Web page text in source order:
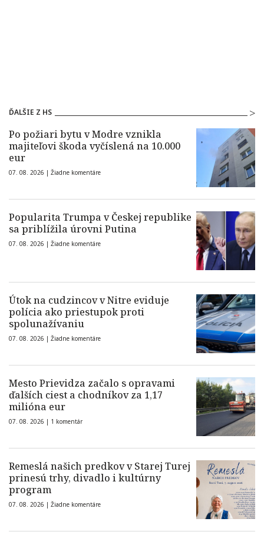
ĎALŠIE Z HS
Po požiari bytu v Modre vznikla
majiteľovi škoda vyčíslená na 10.000
eur
07. 08. 2026 | Žiadne komentáre
Popularita Trumpa v Českej republike
sa priblížila úrovni Putina
07. 08. 2026 | Žiadne komentáre
Útok na cudzincov v Nitre eviduje
polícia ako priestupok proti
spolunažívaniu
07. 08. 2026 | Žiadne komentáre
Mesto Prievidza začalo s opravami
ďalších ciest a chodníkov za 1,17
milióna eur
07. 08. 2026 | 1 komentár
Remeslá našich predkov v Starej Turej
prinesú trhy, divadlo i kultúrny
program
07. 08. 2026 | Žiadne komentáre